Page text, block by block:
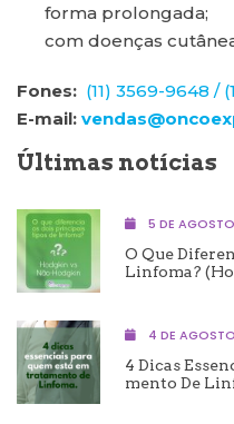
forma prolongada;
com doenças
Fones: (11) 3569-9648 /
E-mail:
Últimas notícias
5 DE
O Que
Linfoma?
4 DE
4 Dicas
Mento De